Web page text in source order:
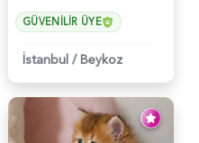
GÜVENILIR ÜYE
İstanbul / Beykoz